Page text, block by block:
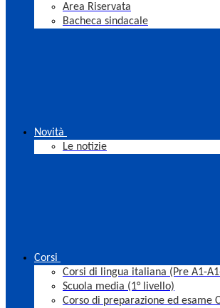
Area Riservata
Bacheca sindacale
Novità
Le notizie
Corsi
Corsi di lingua italiana (Pre A1-
Scuola media (1° livello)
Corso di preparazione ed esame